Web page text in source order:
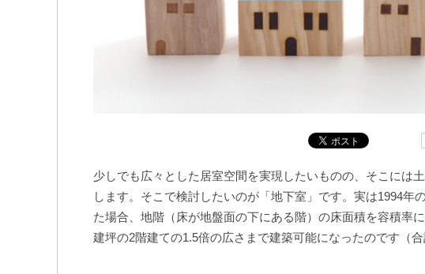
少しでも広々とした居室空間を実現したいものの、そこには
します。そこで検討したいのが「地下室」です。実は1994年
た場合、地階（床が地盤面の下にある階）の床面積を容積率
建坪の2階建ての1.5倍の広さまで建築可能になったのです（合